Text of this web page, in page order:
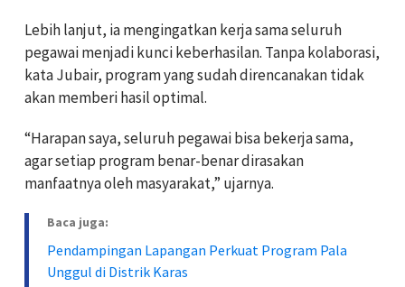
Lebih lanjut, ia mengingatkan kerja sama seluruh
pegawai menjadi kunci keberhasilan. Tanpa kolaborasi,
kata Jubair, program yang sudah direncanakan tidak
akan memberi hasil optimal.
“Harapan saya, seluruh pegawai bisa bekerja sama,
agar setiap program benar-benar dirasakan
manfaatnya oleh masyarakat,” ujarnya.
Baca juga:
Pendampingan Lapangan Perkuat Program Pala
Unggul di Distrik Karas